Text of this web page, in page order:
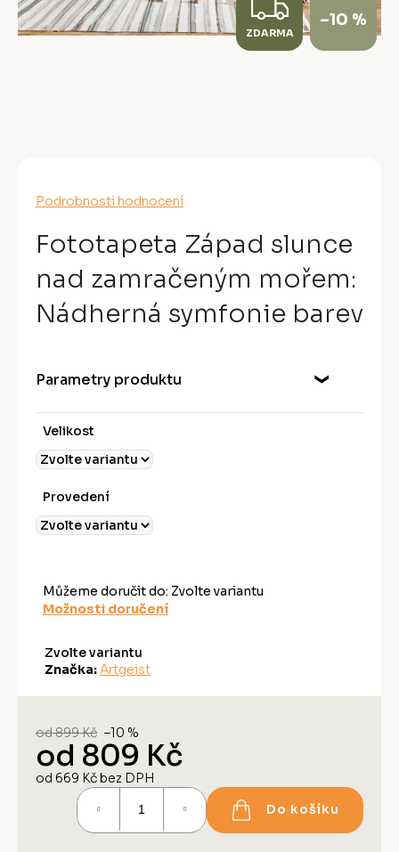
Průměrné
produktu
je
z
5
hvězdiček.
Podrobnosti hodnocení
Fototapeta Západ slunce
nad zamračeným mořem:
Nádherná symfonie barev
Parametry produktu
Velikost
Provedení
Můžeme doručit do: Zvolte variantu
Možnosti doručení
Zvolte variantu
Značka: Artgeist
od 899 Kč –10 %
od 809 Kč
od 669 Kčbez DPH
Do košíku
Z
D
ZDARMA
–10 %